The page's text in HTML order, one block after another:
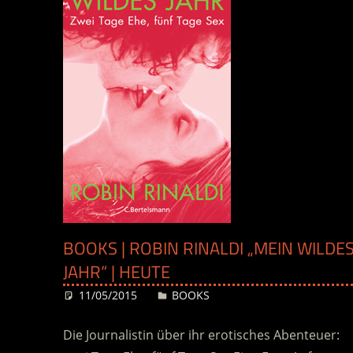
BOOKS | ROBIN RINALDI „MEIN
JAHR“ | HEUTE
11/05/2015 Desiree
BOOKS
Die Journalistin über ihr erotisches Abenteuer: